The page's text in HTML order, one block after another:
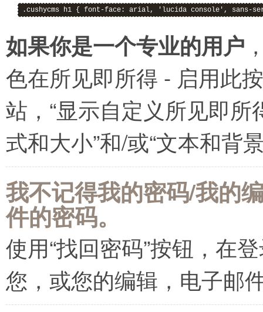
.cushycms h1 { font-face: arial, 'lucida console', sans-
如果你是一个专业的用户
色在所见即所得 - 启用此
站，“显示自定义所见即所
式和大小”和/或“文本和背
我不记得我的密码/我的
件的密码。
使用“找回密码”按钮，在
您，或您的编辑，电子邮